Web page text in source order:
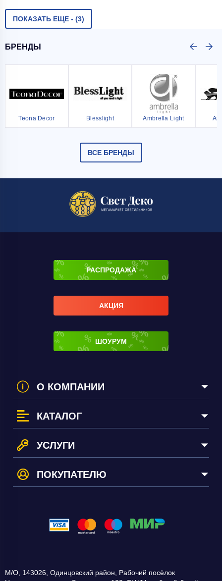
ПОКАЗАТЬ ЕЩЕ - (3)
БРЕНДЫ
Teona Decor Blesslight Ambrella Light
ВСЕ БРЕНДЫ
РАСПРОДАЖА
АКЦИЯ
ШОУРУМ
О КОМПАНИИ
КАТАЛОГ
УСЛУГИ
ПОКУПАТЕЛЮ
М/О 143026 Одинцовский район, Рабочий посёлок